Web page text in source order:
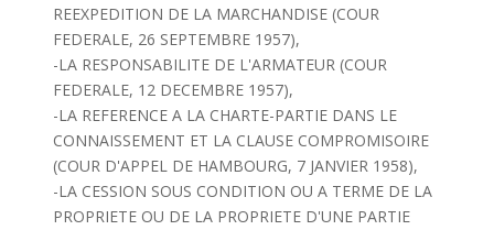
REEXPEDITION DE LA MARCHANDISE (COUR
FEDERALE, 26 SEPTEMBRE 1957),
-LA RESPONSABILITE DE L'ARMATEUR (COUR
FEDERALE, 12 DECEMBRE 1957),
-LA REFERENCE A LA CHARTE-PARTIE DANS LE
CONNAISSEMENT ET LA CLAUSE COMPROMISOIRE
(COUR D'APPEL DE HAMBOURG, 7 JANVIER 1958),
-LA CESSION SOUS CONDITION OU A TERME DE LA
PROPRIETE OU DE LA PROPRIETE D'UNE PARTIE